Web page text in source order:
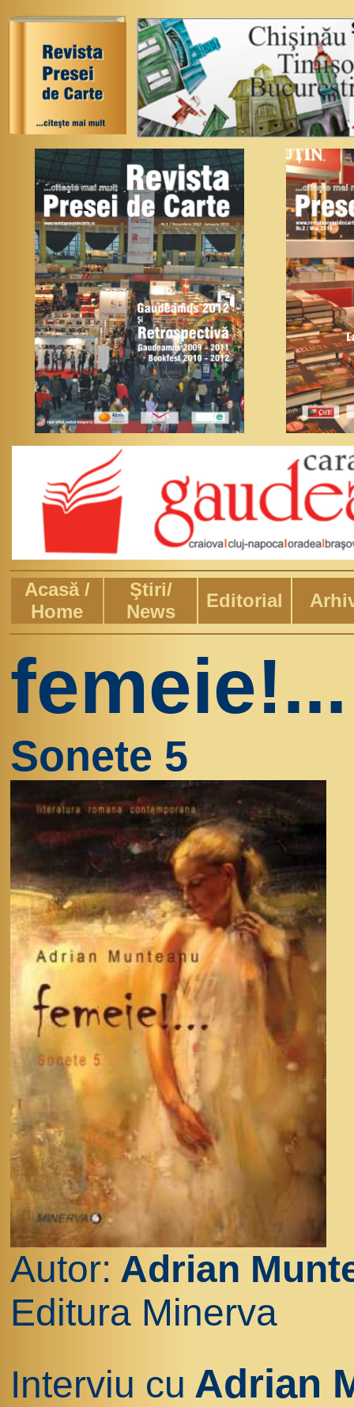
Acasă /
Home
Ştiri/
News
Editorial
femeie!...
Sonete 5
Autor: Adrian
Editura Minerva
Interviu cu Adrian